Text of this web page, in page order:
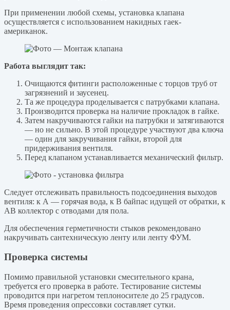
При применении любой схемы, установка клапана
осуществляется с использованием накидных гаек-
американок.
Работа выглядит так:
Очищаются фитинги расположенные с торцов труб от
загрязнений и заусенец.
Та же процедура проделывается с патрубками клапана.
Производится проверка на наличие прокладок в гайке.
Затем накручиваются гайки на патрубки и затягиваются
— но не сильно. В этой процедуре участвуют два ключа
— один для закручивания гайки, второй для
придерживания вентиля.
Перед клапаном устанавливается механический фильтр.
Следует отслеживать правильность подсоединения выходов
вентиля: к А — горячая вода, к B байпас идущей от обратки, к
AB коллектор с отводами для пола.
Для обеспечения герметичности стыков рекомендовано
накручивать сантехническую ленту или ленту ФУМ.
Проверка системы
Помимо правильной установки смесительного крана,
требуется его проверка в работе. Тестирование системы
проводится при нагретом теплоносителе до 25 градусов.
Время проведения опрессовки составляет сутки.